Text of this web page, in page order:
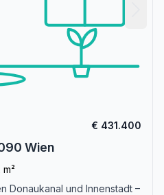
€ 431.400
Wien
Donaukanal und Innenstadt –